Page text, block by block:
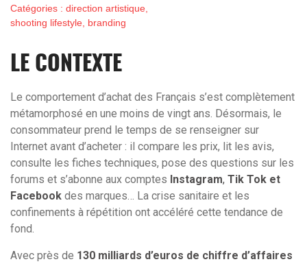
Catégories : direction artistique,
shooting lifestyle, branding
LE CONTEXTE
Le comportement d’achat des Français s’est complètement
métamorphosé en une moins de vingt ans. Désormais, le
consommateur prend le temps de se renseigner sur
Internet avant d’acheter : il compare les prix, lit les avis,
consulte les fiches techniques, pose des questions sur les
forums et s’abonne aux comptes Instagram, Tik Tok et
Facebook des marques… La crise sanitaire et les
confinements à répétition ont accéléré cette tendance de
fond.
Avec près de 130 milliards d’euros de chiffre d’affaires